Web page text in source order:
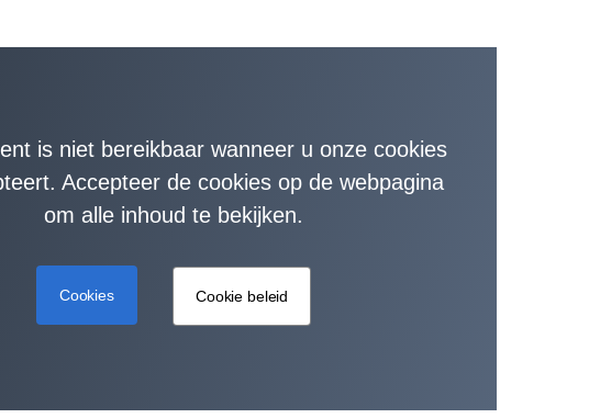
is niet bereikbaar wanneer u onze cookies
Accepteer de cookies op de webpagina
om alle inhoud te bekijken.
Cookies Cookie beleid